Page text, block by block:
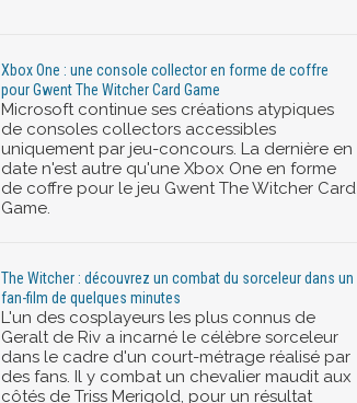
Xbox One : une console collector en forme de coffre
pour Gwent The Witcher Card Game
Microsoft continue ses créations atypiques
de consoles collectors accessibles
uniquement par jeu-concours. La dernière en
date n'est autre qu'une Xbox One en forme
de coffre pour le jeu Gwent The Witcher Card
Game.
The Witcher : découvrez un combat du sorceleur dans un
fan-film de quelques minutes
L'un des cosplayeurs les plus connus de
Geralt de Riv a incarné le célèbre sorceleur
dans le cadre d'un court-métrage réalisé par
des fans. Il y combat un chevalier maudit aux
côtés de Triss Merigold, pour un résultat